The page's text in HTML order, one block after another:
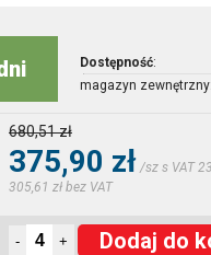
Dostępność:
magazyn zewnętrzny:
680,51 zł
375,90 zł /sz s VAT
305,61 zł bez VAT
- + Dodaj do